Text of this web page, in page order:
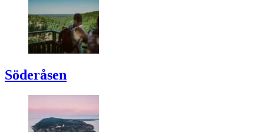
Söderåsen